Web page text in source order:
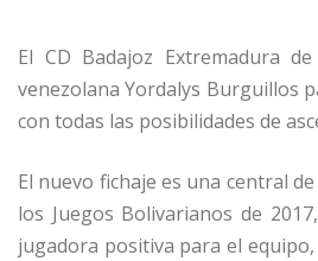
El CD Badajoz Extremadura
venezolana Yordalys Burguillos
con todas las posibilidades de
El nuevo fichaje es una central
los Juegos Bolivarianos de
jugadora positiva para el